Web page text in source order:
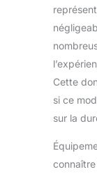
Cette
si ce
sur la
connaître